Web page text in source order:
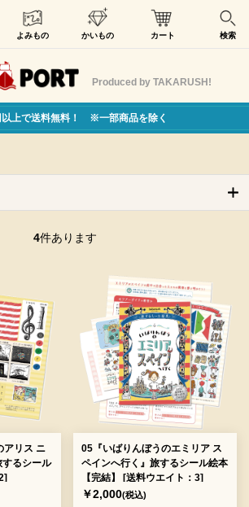
よみもの かいもの カート 検索
Produced by TAKARUSH!
以上で送料無料！ ※一部商品を除く
4件あります
アリス ニ
するシール
05『いばりんぼうのエミリア ス
ペインへ行く』旅するシール絵本
【完結】 [送料ウエイト：3]
￥2,000(税込)